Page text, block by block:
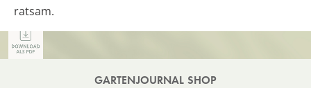
ratsam.
GARTENJOURNAL SHOP